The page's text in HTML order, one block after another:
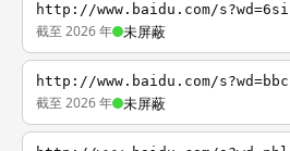
http://www.baidu.com/s?wd=6si
截至 2026 年 未屏蔽
http://www.baidu.com/s?wd=bbc
截至 2026 年 未屏蔽